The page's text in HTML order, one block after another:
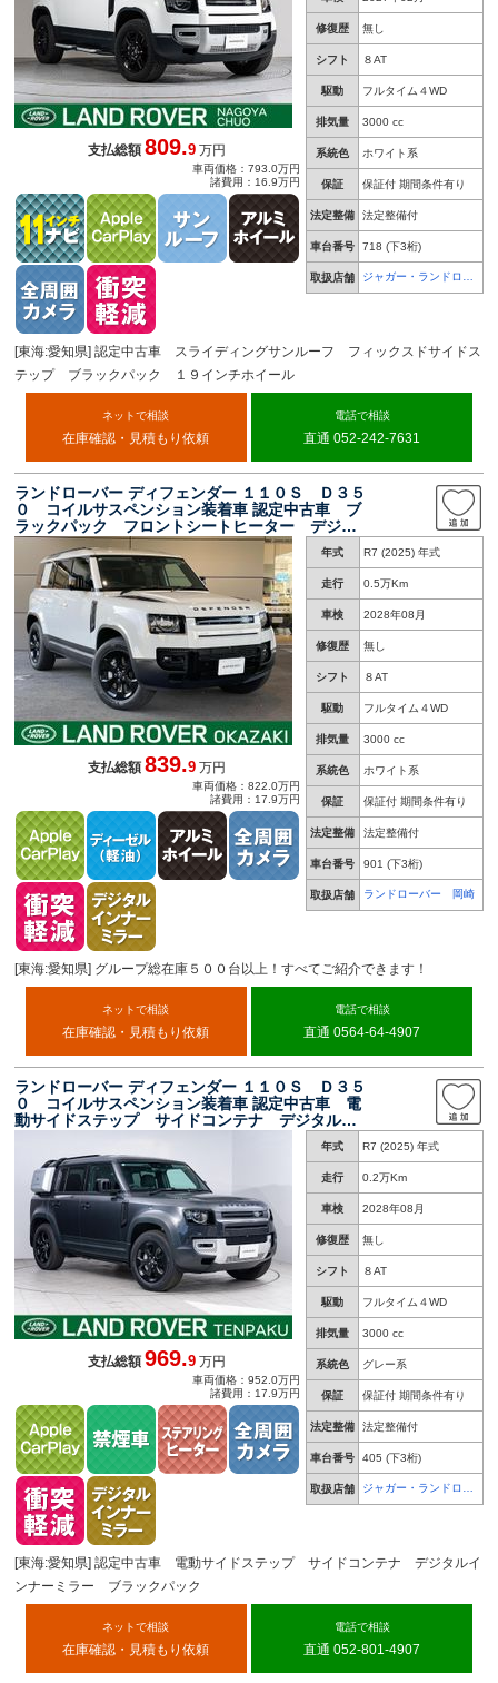
修復歴 無し
シフト ８AT
駆動 フルタイム４WD
排気量 3000 cc
系統色 ホワイト系
保証 保証付 期間条件有り
法定整備 法定整備付
車台番号 718 (下3桁)
取扱店舗
ジャガー・ランドロー
支払総額809.9 万円
車両価格：793.0万円
諸費用：16.9万円
[東海:愛知県] 認定中古車 スライディングサンルーフ フィックスドサイドス
テップ ブラックパック １９インチホイール
ネットで相談
在庫確認・見積もり依頼
電話で相談
直通 052-242-7631
ランドローバー ディフェンダー １１０Ｓ Ｄ３５
０ コイルサスペンション装着車 認定中古車 ブ
ラックパック フロントシートヒーター デジタ
ルインナーミラー アップルカープレイ／アンド
ロイドオート 純正２０インチＡＷ ３６０°カメ
ラ ブラインドスポットモニター ハンドルヒー
ター
年式 R7 (2025) 年式
走行 0.5万Km
車検 2028年08月
修復歴 無し
シフト ８AT
駆動 フルタイム４WD
排気量 3000 cc
系統色 ホワイト系
保証 保証付 期間条件有り
法定整備 法定整備付
車台番号 901 (下3桁)
取扱店舗 ランドローバー 岡崎
支払総額839.9 万円
車両価格：822.0万円
諸費用：17.9万円
[東海:愛知県] グループ総在庫５００台以上！すべてご紹介できます！
ネットで相談
在庫確認・見積もり依頼
電話で相談
直通 0564-64-4907
ランドローバー ディフェンダー １１０Ｓ Ｄ３５
０ コイルサスペンション装着車 認定中古車 電
動サイドステップ サイドコンテナ デジタルイ
ンナーミラー ブラックパック ２０インチＡ
Ｗ フル液晶メーター ＬＥＤヘッドライト シ
ートヒーター ラバーマット
年式 R7 (2025) 年式
走行 0.2万Km
車検 2028年08月
修復歴 無し
シフト ８AT
駆動 フルタイム４WD
排気量 3000 cc
系統色 グレー系
保証 保証付 期間条件有り
法定整備 法定整備付
車台番号 405 (下3桁)
取扱店舗
ジャガー・ランドロー
支払総額969.9 万円
車両価格：952.0万円
諸費用：17.9万円
[東海:愛知県] 認定中古車 電動サイドステップ サイドコンテナ デジタルイ
ンナーミラー ブラックパック
ネットで相談
在庫確認・見積もり依頼
電話で相談
直通 052-801-4907